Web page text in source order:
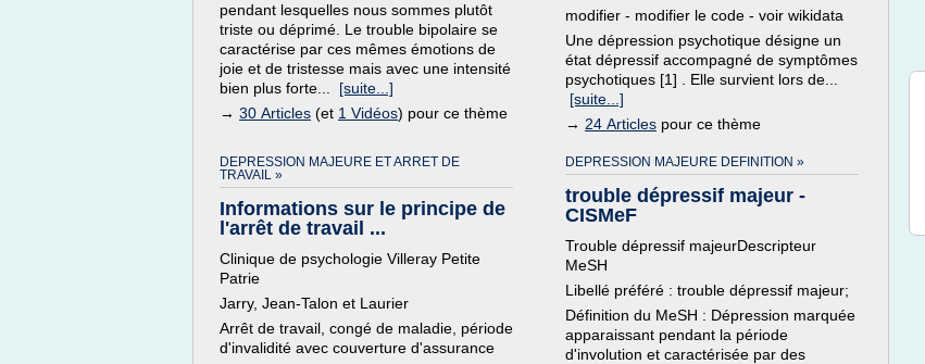
pendant lesquelles nous sommes plutôt
triste ou déprimé. Le trouble bipolaire se
caractérise par ces mêmes émotions de
joie et de tristesse mais avec une intensité
bien plus forte... [suite...]
→ 30 Articles (et 1 Vidéos) pour ce thème
modifier - modifier le code - voir wikidata
Une dépression psychotique désigne un
état dépressif accompagné de symptômes
psychotiques [1] . Elle survient lors de...
[suite...]
→ 24 Articles pour ce thème
DEPRESSION MAJEURE ET ARRET DE
TRAVAIL »
Informations sur le principe de
l'arrêt de travail ...
Clinique de psychologie Villeray Petite
Patrie
Jarry, Jean-Talon et Laurier
Arrêt de travail, congé de maladie, période
d'invalidité avec couverture d'assurance
DEPRESSION MAJEURE DEFINITION »
trouble dépressif majeur -
CISMeF
Trouble dépressif majeurDescripteur
MeSH
Libellé préféré : trouble dépressif majeur;
Définition du MeSH : Dépression marquée
apparaissant pendant la période
d'involution et caractérisée par des